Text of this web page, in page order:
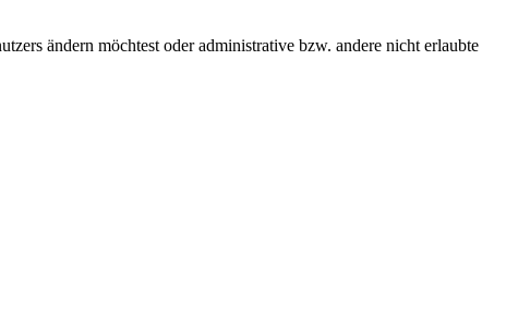
ändern möchtest oder administrative bzw. andere nicht erlaubte